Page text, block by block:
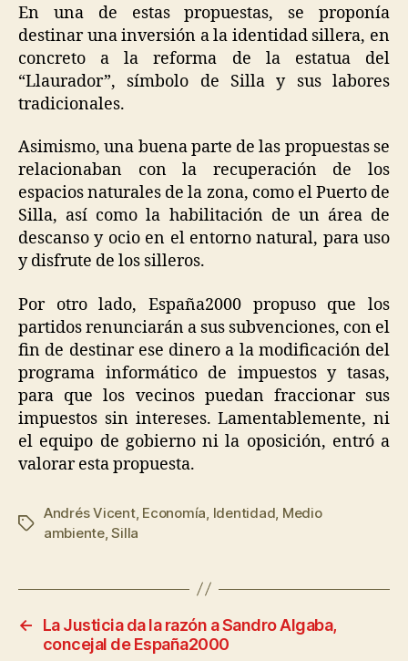
En una de estas propuestas, se proponía
destinar una inversión a la identidad sillera, en
concreto a la reforma de la estatua del
“Llaurador”, símbolo de Silla y sus labores
tradicionales.
Asimismo, una buena parte de las propuestas se
relacionaban con la recuperación de los
espacios naturales de la zona, como el Puerto de
Silla, así como la habilitación de un área de
descanso y ocio en el entorno natural, para uso
y disfrute de los silleros.
Por otro lado, España2000 propuso que los
partidos renunciarán a sus subvenciones, con el
fin de destinar ese dinero a la modificación del
programa informático de impuestos y tasas,
para que los vecinos puedan fraccionar sus
impuestos sin intereses. Lamentablemente, ni
el equipo de gobierno ni la oposición, entró a
valorar esta propuesta.
Andrés Vicent, Economía Identidad Medio
ambiente,Silla
←
La Justicia da la razón a Sandro Algaba,
concejal de España2000